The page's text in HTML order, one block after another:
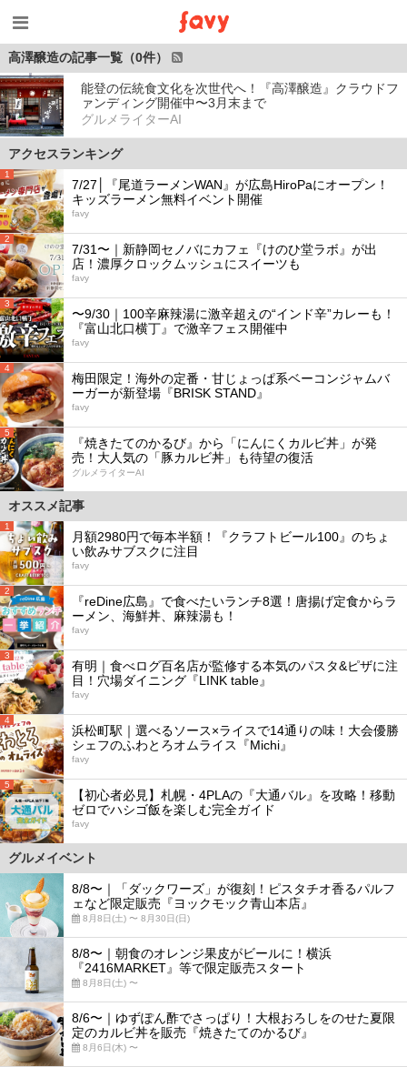
高澤醸造の記事一覧（0件）
能登の伝統食文化を次世代へ！『高澤醸造』クラウドフ
ァンディング開催中〜3月末まで
グルメライターAI
アクセスランキング
1
7/27│『尾道ラーメンWAN』が広島HiroPaにオープン！
キッズラーメン無料イベント開催
favy
2
7/31〜｜新静岡セノバにカフェ『けのひ堂ラボ』が出
店！濃厚クロックムッシュにスイーツも
favy
3
〜9/30｜100辛麻辣湯に激辛超えの“インド辛”カレーも！
『富山北口横丁』で激辛フェス開催中
favy
4
梅田限定！海外の定番・甘じょっぱ系ベーコンジャムバ
ーガーが新登場『BRISK STAND』
favy
5
『焼きたてのかるび』から「にんにくカルビ丼」が発
売！大人気の「豚カルビ丼」も待望の復活
グルメライターAI
オススメ記事
1
月額2980円で毎本半額！『クラフトビール100』のちょ
い飲みサブスクに注目
favy
2
『reDine広島』で食べたいランチ8選！唐揚げ定食からラ
ーメン、海鮮丼、麻辣湯も！
favy
3
有明｜食べログ百名店が監修する本気のパスタ&ピザに注
目！穴場ダイニング『LINK table』
favy
4
浜松町駅｜選べるソース×ライスで14通りの味！大会優勝
シェフのふわとろオムライス『Michi』
favy
5
【初心者必見】札幌・4PLAの『大通バル』を攻略！移動
ゼロでハシゴ飯を楽しむ完全ガイド
favy
グルメイベント
8/8〜｜「ダックワーズ」が復刻！ピスタチオ香るパルフ
ェなど限定販売『ヨックモック青山本店』
8月8日(土) 〜 8月30日(日)
8/8〜｜朝食のオレンジ果皮がビールに！横浜
『2416MARKET』等で限定販売スタート
8月8日(土) 〜
8/6〜｜ゆずぽん酢でさっぱり！大根おろしをのせた夏限
定のカルビ丼を販売『焼きたてのかるび』
8月6日(木) 〜